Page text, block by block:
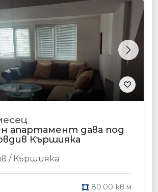
Next
апартамент дава под
Кършияка
/ Кършияка
80.00 кв.м